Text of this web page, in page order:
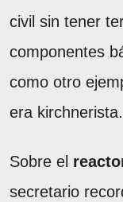
civil sin tener
componentes
como otro
era kirchnerista.
Sobre el
secretario